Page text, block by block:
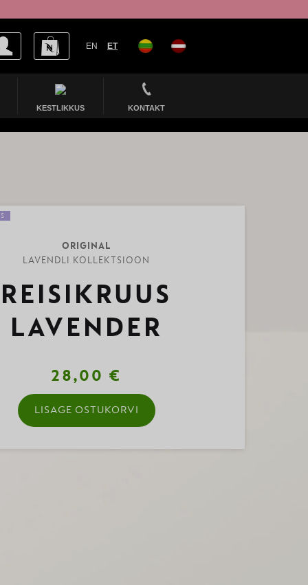
EN ET
KESTLIKKUS KONTAKT
ORIGINAL
LAVENDLI KOLLEKTSIOON
REISIKRUUS
LAVENDER
28,00 €
LISAGE OSTUKORVI